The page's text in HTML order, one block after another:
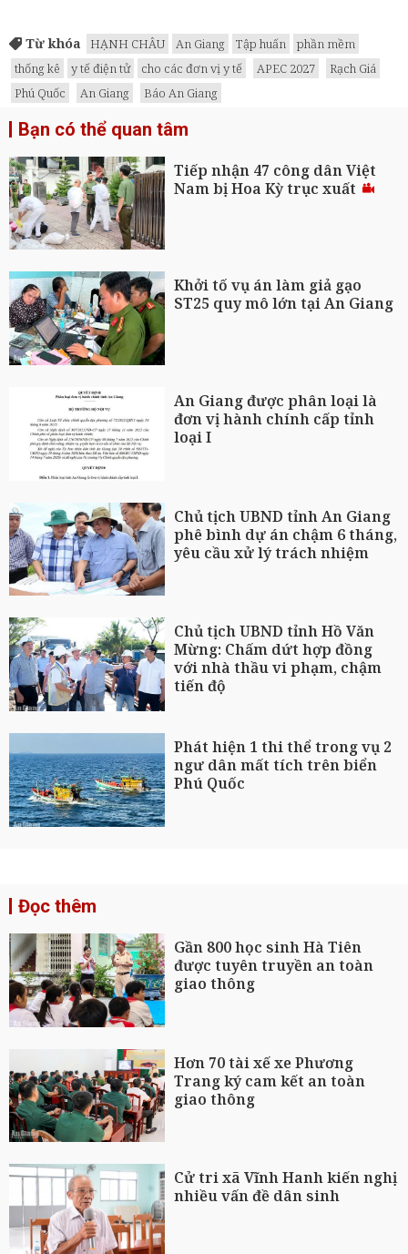
Từ khóa HẠNH CHÂU An Giang Tập huấn
phần mềm
thống kê
y tế điện tử cho các đơn vị y tế APEC 2027
Rạch Giá
Phú Quốc
An Giang Báo An Giang
Bạn có thể quan tâm
Tiếp nhận 47 công dân Việt
Nam bị Hoa Kỳ trục xuất
Khởi tố vụ án làm giả gạo
ST25 quy mô lớn tại An Giang
An Giang được phân loại là
đơn vị hành chính cấp tỉnh
loại I
Chủ tịch UBND tỉnh An Giang
phê bình dự án chậm 6 tháng,
yêu cầu xử lý trách nhiệm
Chủ tịch UBND tỉnh Hồ Văn
Mừng: Chấm dứt hợp đồng
với nhà thầu vi phạm, chậm
tiến độ
Phát hiện 1 thi thể trong vụ 2
ngư dân mất tích trên biển
Phú Quốc
Đọc thêm
Gần 800 học sinh Hà Tiên
được tuyên truyền an toàn
giao thông
Hơn 70 tài xế xe Phương
Trang ký cam kết an toàn
giao thông
Cử tri xã Vĩnh Hanh kiến nghị
nhiều vấn đề dân sinh